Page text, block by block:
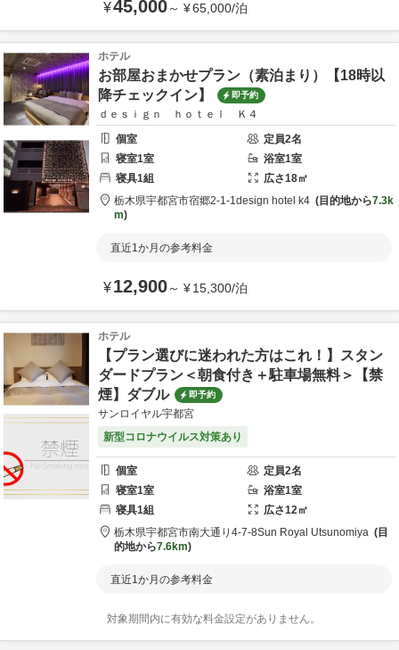
¥45,000～ ¥65,000/泊
ホテル
お部屋おまかせプラン（素泊まり）【18時以
降チェックイン】
即予約
ｄｅｓｉｇｎ ｈｏｔｅｌ Ｋ４
個室
定員2名
寝室1室 浴室1室
寝具1組 広さ18㎡
栃木県宇都宮市宿郷2-1-1design hotel k4 目的地から7.3k
m
直近1か月の参考料金
¥12,900～ ¥15,300/泊
ホテル
【プラン選びに迷われた方はこれ！】スタン
ダードプラン＜朝食付き＋駐車場無料＞【禁
煙】ダブル
即予約
サンロイヤル宇都宮
新型コロナウイルス対策あり
個室 定員2名
寝室1室 浴室1室
寝具1組 広さ12㎡
栃木県宇都宮市南大通り4-7-8Sun Royal Utsunomiya
目
的地から7.6km
直近1か月の参考料金
対象期間内に有効な料金設定がありません。